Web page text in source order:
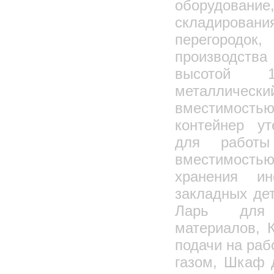
высотой
контейнер
для
хранения
закладных
Ларь для
материалов,
подачи на
газом, Шкаф